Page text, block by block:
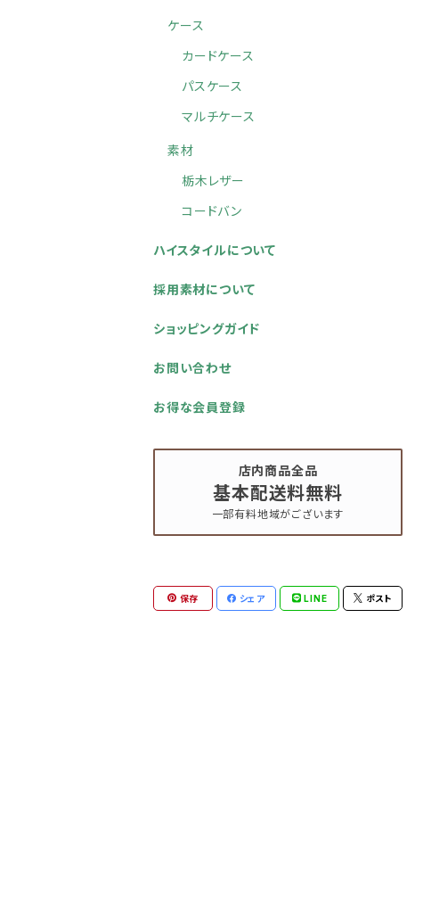
ケース
カードケース
パスケース
マルチケース
素材
栃木レザー
コードバン
ハイスタイルについて
採用素材について
ショッピングガイド
お問い合わせ
お得な会員登録
店内商品全品
基本配送料無料
一部有料地域がございます
保存 シェア LINE ポスト